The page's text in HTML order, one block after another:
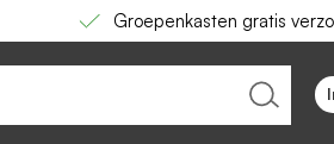
Groepenkasten gratis